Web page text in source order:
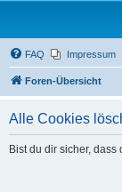
FAQ Impressum
Foren-Übersicht
Alle Cookies
Bist du dir sicher,